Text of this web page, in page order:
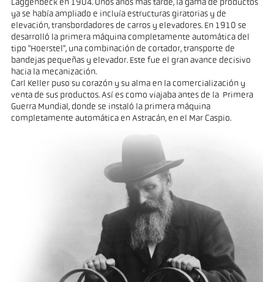
Laggenbeck en 1904. Unos años más tarde, la gama de productos
ya se había ampliado e incluía estructuras giratorias y de
elevación, transbordadores de carros y elevadores. En 1910 se
desarrolló la primera máquina completamente automática del
tipo "Hoerstel", una combinación de cortador, transporte de
bandejas pequeñas y elevador. Este fue el gran avance decisivo
hacia la mecanización.
Carl Keller puso su corazón y su alma en la comercialización y
venta de sus productos. Así es como viajaba antes de la Primera
Guerra Mundial, donde se instaló la primera máquina
completamente automática en Astracán, en el Mar Caspio.